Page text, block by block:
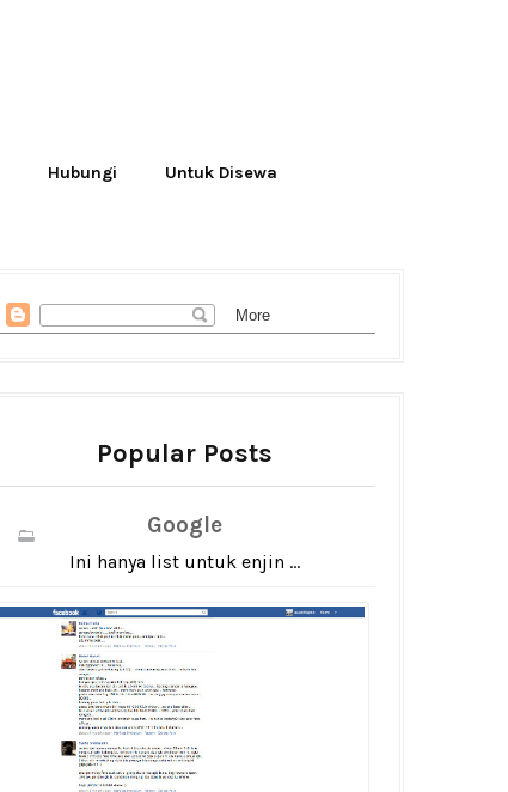
Hubungi Untuk Disewa
Popular Posts
Google
Ini hanya list untuk enjin ...